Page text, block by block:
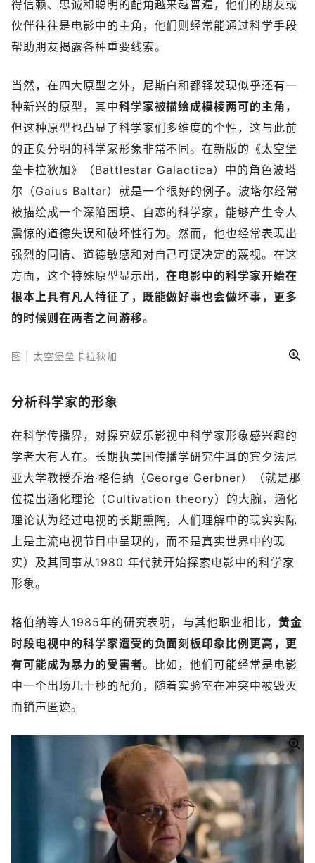
得信赖、忠诚和聪明的配角越来越普遍，他们的朋友或
伙伴往往是电影中的主角，他们则经常能通过科学手段
帮助朋友揭露各种重要线索。
当然，在四大原型之外，尼斯白和都铎发现似乎还有一
种新兴的原型，其中科学家被描绘成模棱两可的主角 ，
但这种原型也凸显了科学家们多维度的个性，这与此前
的正负分明的科学家形象非常不同。在新版的《太空堡
垒卡拉狄加》（Battlestar Galactica）中的角色波塔
尔（Gaius Baltar）就是一个很好的例子。波塔尔经常
被描绘成一个深陷困境、自恋的科学家，能够产生令人
震惊的道德失误和破坏性行为。然而，他也经常表现出
强烈的同情、道德敏感和对自己可疑决定的蔑视。在这
方面，这个特殊原型显示出，在电影中的科学家开始在
根本上具有凡人特征了，既能做好事也会做坏事，更多
的时候则在两者之间游移。
图 | 太空堡垒卡拉狄加
分析科学家的形象
在科学传播界，对探究娱乐影视中科学家形象感兴趣的
学者大有人在。长期执美国传播学研究牛耳的宾夕法尼
亚大学教授乔治·格伯纳（George Gerbner）（就是那
位提出涵化理论（Cultivation theory）的大腕，涵化
理论认为经过电视的长期熏陶，人们理解中的现实实际
上是主流电视节目中呈现的，而不是真实世界中的现
实）及其同事从1980 年代就开始探索电影中的科学家
形象。
格伯纳等人1985年的研究表明，与其他职业相比，黄金
时段电视中的科学家遭受的负面刻板印象比例更高，更
有可能成为暴力的受害者。比如，他们可能经常是电影
中一个出场几十秒的配角，随着实验室在冲突中被毁灭
而销声匿迹。